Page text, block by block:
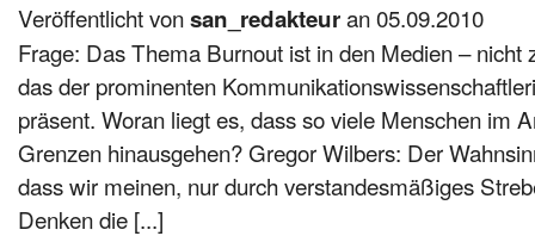
Veröffentlicht vonsan_redakteuran 05.09.2010
Frage: Das Thema Burnout ist in den Medien – nicht
das der prominenten
präsent. Woran liegt es, dass so viele Menschen im
Grenzen hinausgehen? Gregor Wilbers: Der
dass wir meinen, nur durch verstandesmäßiges
Denken die [...]